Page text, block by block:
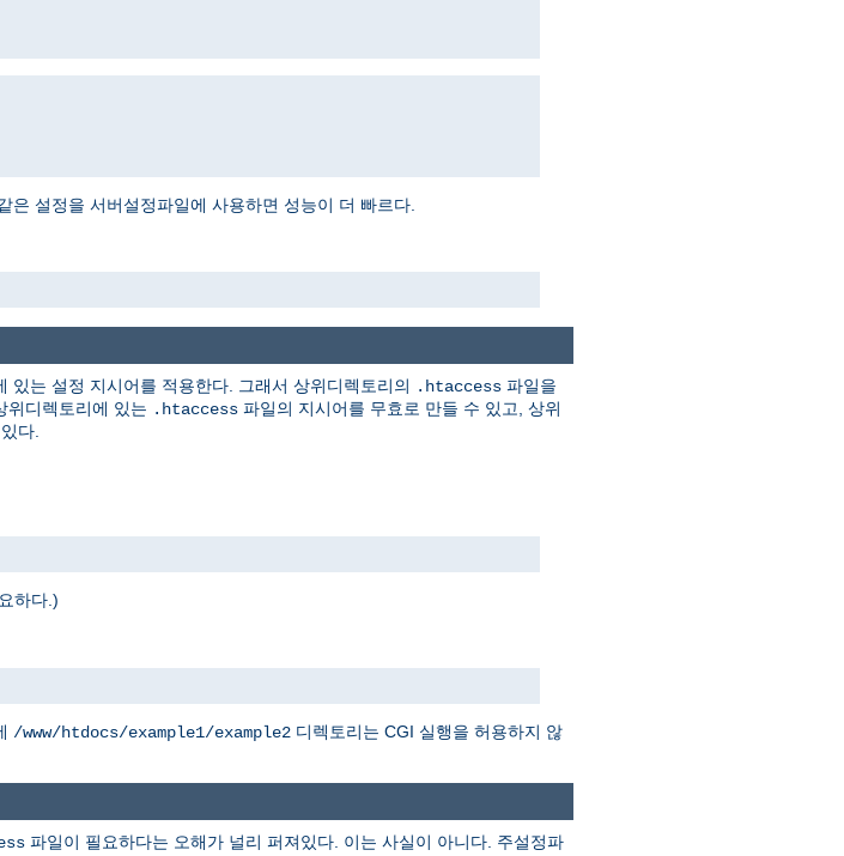
은 설정을 서버설정파일에 사용하면 성능이 더 빠르다.
있는 설정 지시어를 적용한다. 그래서 상위디렉토리의 .htaccess 파일을
위디렉토리에 있는 .htaccess 파일의 지시어를 무효로 만들 수 있고, 상위
다.
하다.)
/www/htdocs/example1/example2 디렉토리는 CGI 실행을 허용하지 않
파일이 필요하다는 오해가 널리 퍼져있다. 이는 사실이 아니다. 주설정파